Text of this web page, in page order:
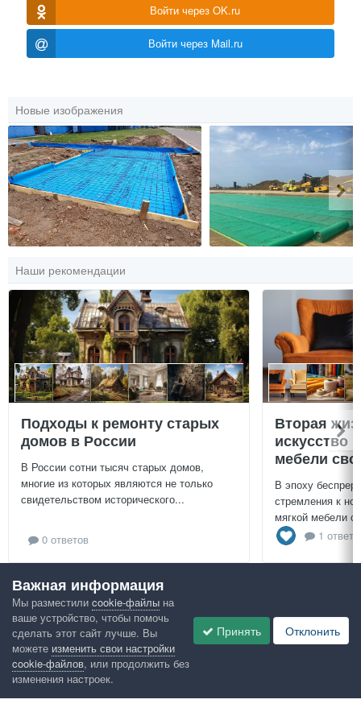
Войти через OK.ru
Войти через Mail.ru
Новые изображения
Наши рекомендации
Подходы к ремонту старых
домов в России
В России сотни тысяч старых домов,
многие из которых являются не только
свидетельством исторического...
0 ответов
Вторая
искусство
мебели
В эпоху
стремления к
мягкой мебели
1 ответ
Посмотреть всё
Google рекомендует
Важная информация
Мы разместили cookie-файлы на
ваше устройство, чтобы помочь
сделать этот сайт лучше. Вы
можете изменить свои настройки
cookie-файлов, или продолжить без
изменения настроек.
Принять Отклонить